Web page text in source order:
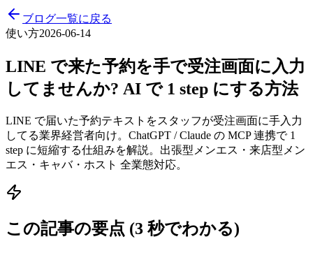
ブログ一覧に戻る
使い方2026-06-14
LINE で来た予約を手で受注画面に入力
してませんか? AI で 1 step にする方法
LINE で届いた予約テキストをスタッフが受注画面に手入力
してる業界経営者向け。ChatGPT / Claude の MCP 連携で 1
step に短縮する仕組みを解説。出張型メンエス・来店型メン
エス・キャバ・ホスト 全業態対応。
この記事の要点 (3 秒でわかる)